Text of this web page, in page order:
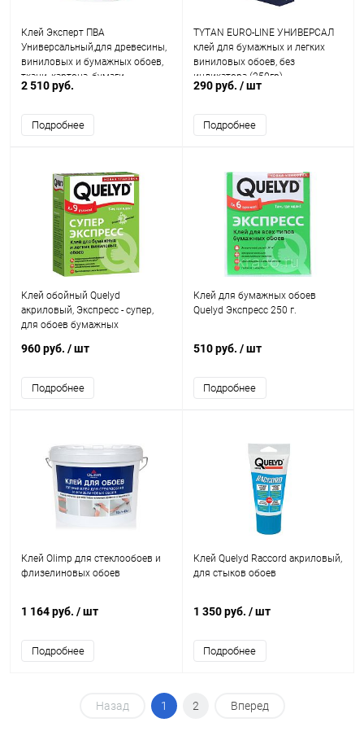
Клей Эксперт ПВА
Универсальный,для древесины,
виниловых и бумажных обоев,
ткани, картона, бумаги
2 510 руб.
Подробнее
TYTAN EURO-LINE УНИВЕРСАЛ
клей для бумажных и легких
виниловых обоев, без
индикатора (250гр)
290 руб. / шт
Подробнее
Клей обойный Quelyd
акриловый, Экспресс - супер,
для обоев бумажных
960 руб. / шт
Подробнее
Клей для бумажных обоев
Quelyd Экспресс 250 г.
510 руб. / шт
Подробнее
Клей Olimp для стеклообоев и
флизелиновых обоев
1 164 руб. / шт
Подробнее
Клей Quelyd Raccord акриловый,
для стыков обоев
1 350 руб. / шт
Подробнее
Назад 1 2 Вперед